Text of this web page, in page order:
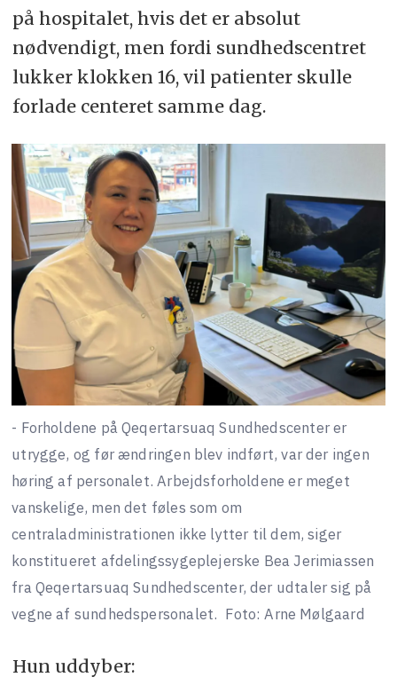
på hospitalet, hvis det er absolut
nødvendigt, men fordi sundhedscentret
lukker klokken 16, vil patienter skulle
forlade centeret samme dag.
- Forholdene på Qeqertarsuaq Sundhedscenter er
utrygge, og før ændringen blev indført, var der ingen
høring af personalet. Arbejdsforholdene er meget
vanskelige, men det føles som om
centraladministrationen ikke lytter til dem, siger
konstitueret afdelingssygeplejerske Bea Jerimiassen
fra Qeqertarsuaq Sundhedscenter, der udtaler sig på
vegne af sundhedspersonalet. Foto: Arne Mølgaard
Hun uddyber: